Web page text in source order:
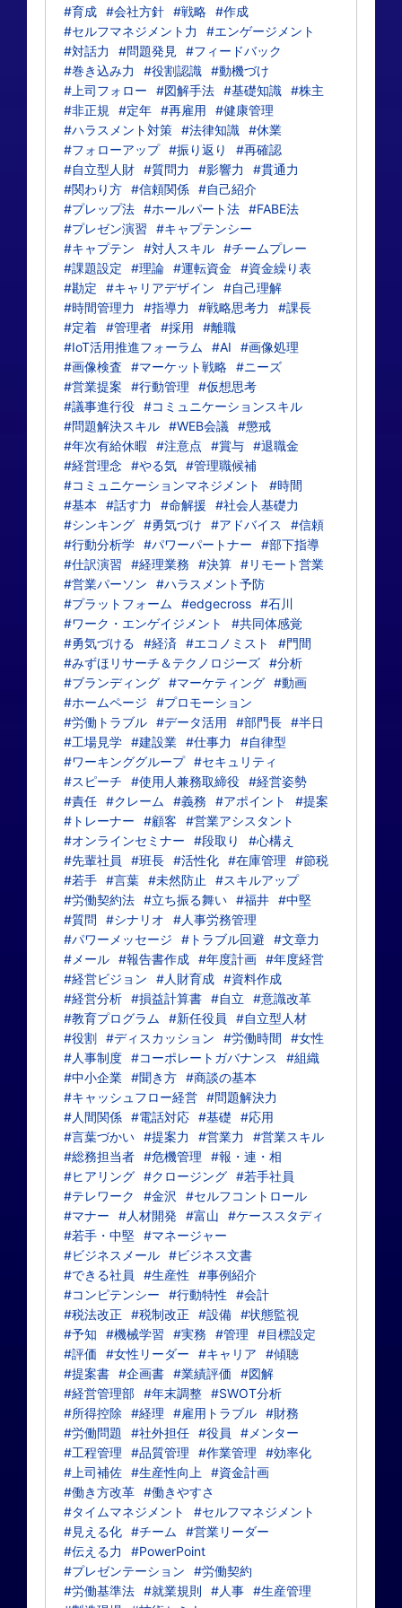
#育成 #会社方針 #戦略 #作成
#セルフマネジメント力
#エンゲージメント
#対話力
#問題発見
#フィードバック
#巻き込み力
#役割認識 #動機づけ
#上司フォロー
#図解手法 #基礎知識 #株主
#非正規
#定年 #再雇用
#健康管理
#ハラスメント対策 #法律知識 #休業
#フォローアップ #振り返り
#再確認
#自立型人財 #質問力 #影響力
#貫通力
#関わり方 #信頼関係 #自己紹介
#プレップ法 #ホールパート法 #FABE法
#プレゼン演習
#キャプテンシー
#キャプテン
#対人スキル #チームプレー
#課題設定
#理論 #運転資金
#資金繰り表
#勘定
#キャリアデザイン
#自己理解
#時間管理力
#指導力 #戦略思考力
#課長
#定着 #管理者 #採用
#離職
#IoT活用推進フォーラム
#AI
#画像処理
#画像検査
#マーケット戦略 #ニーズ
#営業提案
#行動管理
#仮想思考
#議事進行役 #コミュニケーションスキル
#問題解決スキル #WEB会議
#懲戒
#年次有給休暇
#注意点 #賞与 #退職金
#経営理念 #やる気 #管理職候補
#コミュニケーションマネジメント
#時間
#基本
#話す力 #命解援
#社会人基礎力
#シンキング #勇気づけ #アドバイス
#信頼
#行動分析学 #パワーパートナー
#部下指導
#仕訳演習
#経理業務 #決算 #リモート営業
#営業パーソン
#ハラスメント予防
#プラットフォーム
#edgecross #石川
#ワーク・エンゲイジメント
#共同体感覚
#勇気づける
#経済 #エコノミスト
#門間
#みずほリサーチ＆テクノロジーズ #分析
#ブランディング #マーケティング #動画
#ホームページ
#プロモーション
#労働トラブル #データ活用 #部門長 #半日
#工場見学 #建設業 #仕事力
#自律型
#ワーキンググループ #セキュリティ
#スピーチ
#使用人兼務取締役 #経営姿勢
#責任 #クレーム #義務 #アポイント
#提案
#トレーナー
#顧客
#営業アシスタント
#オンラインセミナー
#段取り
#心構え
#先輩社員
#班長 #活性化 #在庫管理
#節税
#若手 #言葉 #未然防止
#スキルアップ
#労働契約法 #立ち振る舞い #福井 #中堅
#質問
#シナリオ
#人事労務管理
#パワーメッセージ
#トラブル回避
#文章力
#メール #報告書作成 #年度計画 #年度経営
#経営ビジョン
#人財育成 #資料作成
#経営分析 #損益計算書 #自立
#意識改革
#教育プログラム
#新任役員
#自立型人材
#役割 #ディスカッション #労働時間
#女性
#人事制度 #コーポレートガバナンス
#組織
#中小企業 #聞き方 #商談の基本
#キャッシュフロー経営 #問題解決力
#人間関係 #電話対応 #基礎
#応用
#言葉づかい #提案力 #営業力
#営業スキル
#総務担当者 #危機管理
#報・連・相
#ヒアリング #クロージング #若手社員
#テレワーク
#金沢
#セルフコントロール
#マナー
#人材開発 #富山
#ケーススタディ
#若手・中堅 #マネージャー
#ビジネスメール #ビジネス文書
#できる社員
#生産性
#事例紹介
#コンピテンシー
#行動特性
#会計
#税法改正
#税制改正 #設備 #状態監視
#予知
#機械学習 #実務 #管理
#目標設定
#評価
#女性リーダー #キャリア
#傾聴
#提案書 #企画書 #業績評価
#図解
#経営管理部 #年末調整 #SWOT分析
#所得控除
#経理 #雇用トラブル #財務
#労働問題
#社外担任 #役員
#メンター
#工程管理
#品質管理 #作業管理
#効率化
#上司補佐 #生産性向上
#資金計画
#働き方改革 #働きやすさ
#タイムマネジメント
#セルフマネジメント
#見える化 #チーム
#営業リーダー
#伝える力
#PowerPoint
#プレゼンテーション
#労働契約
#労働基準法 #就業規則 #人事 #生産管理